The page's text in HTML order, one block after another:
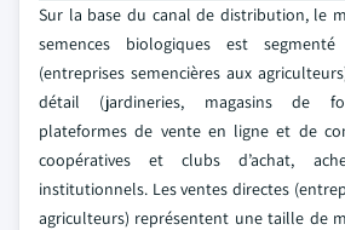
Sur la base du canal de distribution, le
semences biologiques est
(entreprises semencières aux
détail (jardineries, magasins de
plateformes de vente en ligne et de
coopératives et clubs d’achat,
institutionnels. Les ventes directes
agriculteurs) représentent une taille de